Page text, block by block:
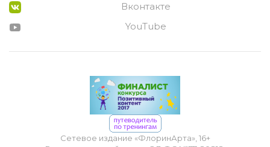
Вконтакте
YouTube
Сетевое издание «ФлоринАрта», 16+